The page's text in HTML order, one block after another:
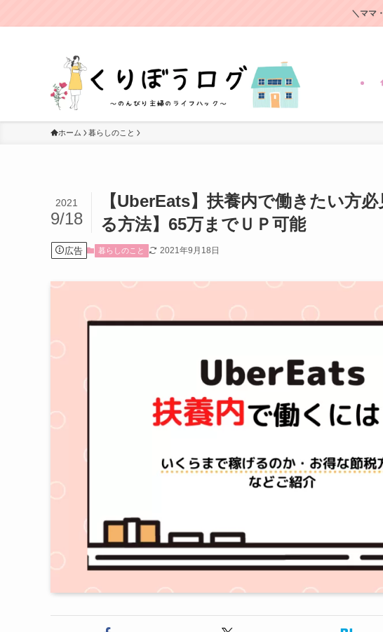
＼ママ
ホーム 暮らしのこと
【UberEats】扶養内で働きたい方
る方法】65万までＵＰ可能
2021
9/18
広告 暮らしのこと 2021年9月18日